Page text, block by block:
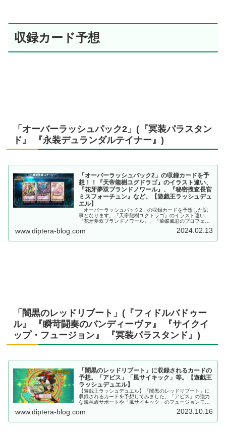
収録カード予想
「オーバーラッシュパック2」(『冥装パラスタン
ド』 『永装デュランダルテイナー』)
「オーバーラッシュパック2」の収録カードを予
想！！『天帝龍樹ユグドラゴ』のイラスト違い、
『花牙夢双ブランドノワール』、『秘密捜査長官
ミスフォーチュン』など。【遊戯王ラッシュデュ
エル】
「オーバーラッシュパック2」の収録カードを予想した記
事となります。『天帝龍樹ユグドラゴ』のイラスト違い、
『花牙夢双ブランドノワール』、『華蝶風彩のプロフェシ
www.diptera-blog.com 2024.02.13
「闇黒のレッドリブート」(『フィドルバドゥー
ル』 『瞬苛闘奏のバンディーヴァ』 『サイクイ
ップ・フュージョン』 『冥装パラスタンド』)
「闇黒のレッドリブート」に収録されるカードの
予想。「アビス」「風サイキック」等。【遊戯王
ラッシュデュエル】
【遊戯王ラッシュデュエル】「闇黒のレッドリブート」に
収録されるカードを予想してみました。「アビス」の強力
な海竜族サポートや「風サイキック」のフュージョンモン
て欲しいモノを多く抜粋しています。
www.diptera-blog.com 2023.10.16